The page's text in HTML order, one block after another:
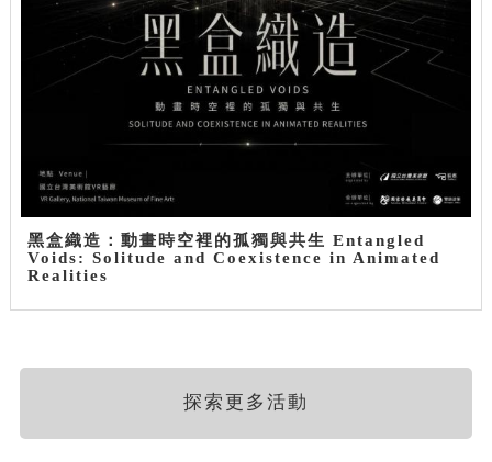
黑盒織造：動畫時空裡的孤獨與共生 Entangled
Voids: Solitude and Coexistence in Animated
Realities
探索更多活動